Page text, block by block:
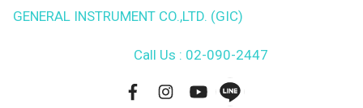
GENERAL INSTRUMENT CO.,LTD. (GIC)
Call Us : 02-090-2447